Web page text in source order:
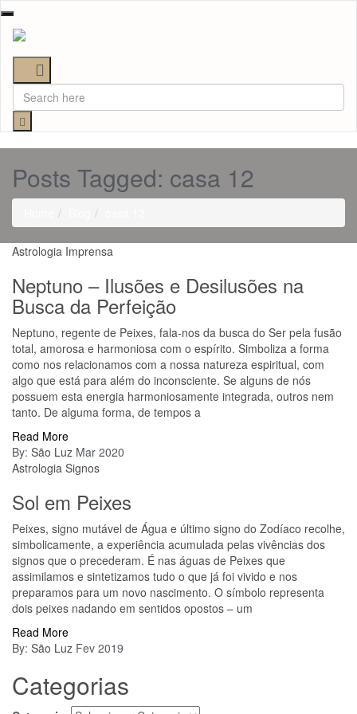
Toggle
navigation
Posts Tagged: casa 12
Astrologia Imprensa
Neptuno – Ilusões e Desilusões na
Busca da Perfeição
Neptuno, regente de Peixes, fala-nos da busca do Ser pela fusão
total, amorosa e harmoniosa com o espírito. Simboliza a forma
como nos relacionamos com a nossa natureza espiritual, com
algo que está para além do inconsciente. Se alguns de nós
possuem esta energia harmoniosamente integrada, outros nem
tanto. De alguma forma, de tempos a
Read More
By: São Luz Mar 2020
Astrologia Signos
Sol em Peixes
Peixes, signo mutável de Água e último signo do Zodíaco recolhe,
simbolicamente, a experiência acumulada pelas vivências dos
signos que o precederam. É nas águas de Peixes que
assimilamos e sintetizamos tudo o que já foi vivido e nos
preparamos para um novo nascimento. O símbolo representa
dois peixes nadando em sentidos opostos – um
Read More
By: São Luz Fev 2019
Categorias